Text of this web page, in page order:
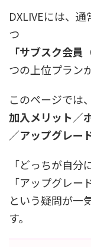
DXLIVEには、
つ
「サブスク会員
つの上位プラン
このページでは
加入メリット／
／アップグレー
「どっちが自分
「アップグレー
という疑問が一
す。